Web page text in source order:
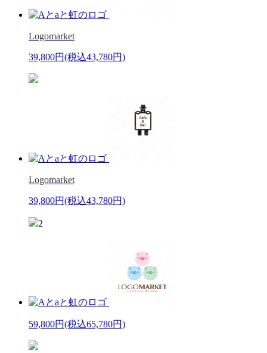
Logomarket
39,800円(税込43,780円)
Logomarket
39,800円(税込43,780円)
2
59,800円(税込65,780円)